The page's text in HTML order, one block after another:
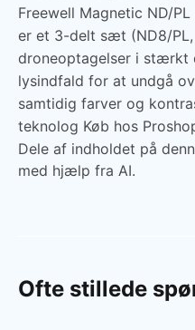
Freewell Magnetic ND/
er et 3-delt sæt (ND8/
droneoptagelser i stærkt
lysindfald for at undgå
samtidig farver og
teknolog Køb hos
Dele af indholdet på
med hjælp fra AI.
Ofte stillede